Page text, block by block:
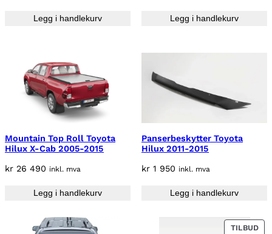
Legg i handlekurv Legg i handlekurv
Mountain Top Roll Toyota
Hilux X-Cab 2005-2015
kr 26 490 inkl. mva
Legg i handlekurv
Panserbeskytter Toyota
Hilux 2011-2015
kr 1 950 inkl. mva
Legg i handlekurv
TILBUDP